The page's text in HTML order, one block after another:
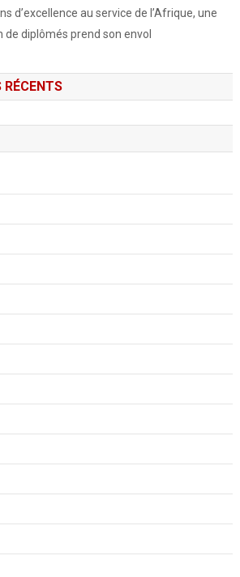
d’excellence au service de l’Afrique, une
diplômés prend son envol
RÉCENTS